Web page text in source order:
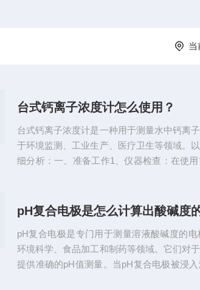
当
台式钙离子浓度计怎么使用？
台式钙离子浓度计是一种用于测量水中钙离
于环境监测、工业生产、医疗卫生等领域。
细分析：一、准备工作1、仪器检查：在使
准溶液、钙电极浸泡液和pH校正溶液等。3
质。二、校准仪器1、自动校准：许...
pH复合电极是怎么计算出酸碱度
pH复合电极是专门用于测量溶液酸碱度的电
环境科学、食品加工和制药等领域。它们对
提供准确的pH值测量。当pH复合电极被浸